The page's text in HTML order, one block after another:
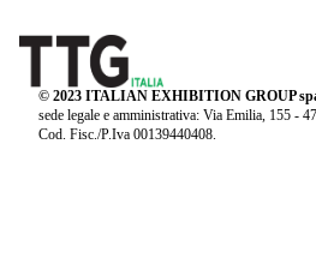
© 2023 ITALIAN EXHIBITION GROUP
sede legale e amministrativa: Via Emilia, 155 -
Cod. Fisc./P.Iva 00139440408.